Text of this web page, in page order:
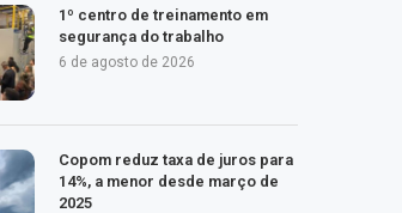
1º centro de treinamento em
segurança do trabalho
6 de agosto de 2026
Copom reduz taxa de juros para
14%, a menor desde março de
2025